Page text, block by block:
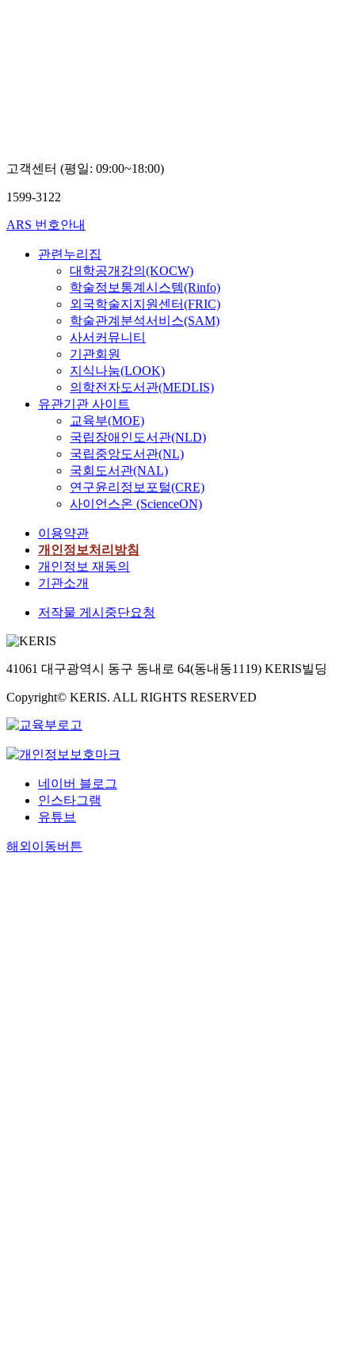
고객센터 (평일: 09:00~18:00)
1599-3122
ARS 번호안내
관련누리집
대학공개강의(KOCW)
학술정보통계시스템(Rinfo)
외국학술지지원센터(FRIC)
학술관계분석서비스(SAM)
사서커뮤니티
기관회원
지식나눔(LOOK)
의학전자도서관(MEDLIS)
유관기관 사이트
교육부(MOE)
국립장애인도서관(NLD)
국립중앙도서관(NL)
국회도서관(NAL)
연구윤리정보포털(CRE)
사이언스온 (ScienceON)
이용약관
개인정보처리방침
개인정보 재동의
기관소개
저작물 게시중단요청
41061 대구광역시 동구 동내로 64(동내동1119) KERIS빌딩
Copyright© KERIS. ALL RIGHTS RESERVED
네이버 블로그
인스타그램
유튜브
해외이동버튼